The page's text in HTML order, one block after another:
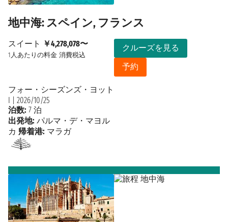
地中海: スペイン, フランス
スイート ￥4,278,078〜
1人あたりの料金 消費税込
クルーズを見る
予約
フォー・シーズンズ・ヨット
2026/10/25
泊数: 7 泊
出発地: パルマ・デ・マヨル
カ 帰着港: マラガ